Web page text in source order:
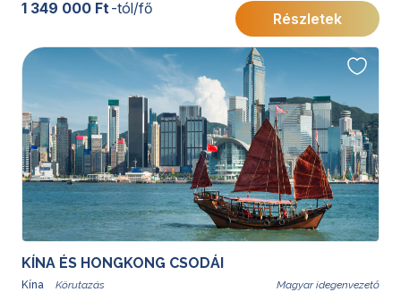
és Wuzhen tárja fel e különleges ország időtlen
értékeit.
További érdekességekért Kínáról kattintson
1 349 000 Ft -tól/fő
Részletek
KÍNA ÉS HONGKONG CSODÁI
Kína Magyar idegenvezető